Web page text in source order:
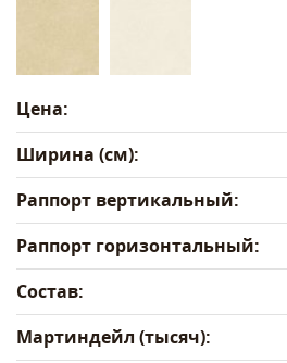
Цена:
Ширина (см):
Раппорт вертикальный:
Раппорт горизонтальный:
Состав:
Мартиндейл (тысяч):